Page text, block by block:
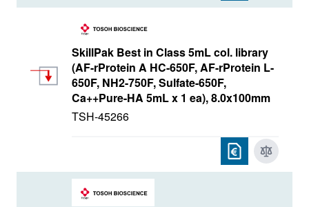
SkillPak Best in Class 5mL col. library
(AF-rProtein A HC-650F, AF-rProtein L-
650F, NH2-750F, Sulfate-650F,
Ca++Pure-HA 5mL x 1 ea), 8.0x100mm
TSH-45266